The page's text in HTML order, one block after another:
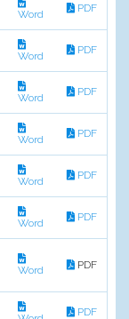
Word PDF
Word PDF
Word PDF
Word PDF
Word PDF
Word PDF
Word PDF
PDF